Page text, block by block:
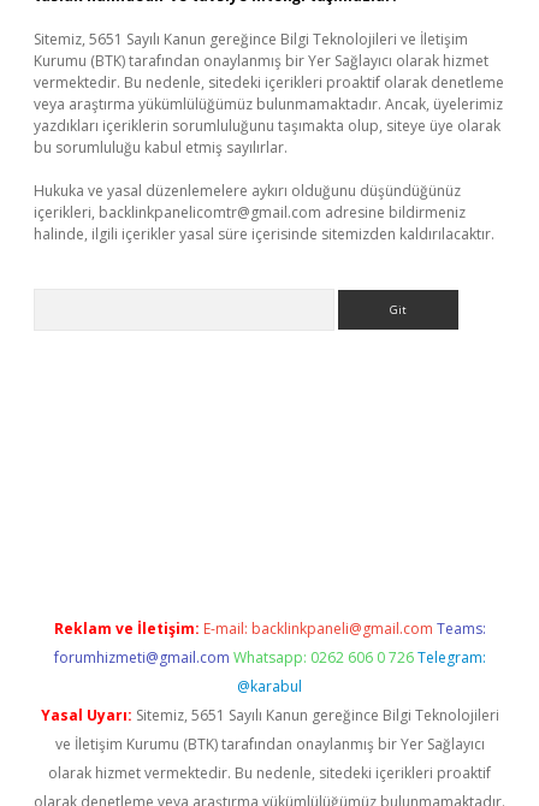
Sitemiz, 5651 Sayılı Kanun gereğince Bilgi Teknolojileri ve İletişim
Kurumu (BTK) tarafından onaylanmış bir Yer Sağlayıcı olarak hizmet
vermektedir. Bu nedenle, sitedeki içerikleri proaktif olarak denetleme
veya araştırma yükümlülüğümüz bulunmamaktadır. Ancak, üyelerimiz
yazdıkları içeriklerin sorumluluğunu taşımakta olup, siteye üye olarak
bu sorumluluğu kabul etmiş sayılırlar.
Hukuka ve yasal düzenlemelere aykırı olduğunu düşündüğünüz
içerikleri, backlinkpanelicomtr@gmail.com adresine bildirmeniz
halinde, ilgili içerikler yasal süre içerisinde sitemizden kaldırılacaktır.
Reklam ve İletişim: E-mail: backlinkpaneli@gmail.com Teams:
forumhizmeti@gmail.com Whatsapp: 0262 606 0 726 Telegram:
@karabul
Yasal Uyarı: Sitemiz, 5651 Sayılı Kanun gereğince Bilgi Teknolojileri
ve İletişim Kurumu (BTK) tarafından onaylanmış bir Yer Sağlayıcı
olarak hizmet vermektedir. Bu nedenle, sitedeki içerikleri proaktif
olarak denetleme veya araştırma yükümlülüğümüz bulunmamaktadır.